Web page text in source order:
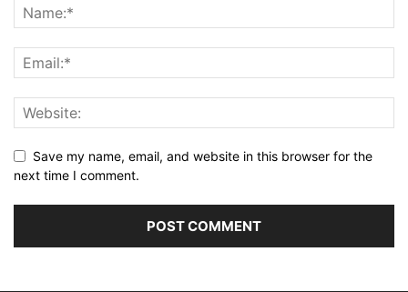
Save my name, email, and website in this browser for the
next time I comment.